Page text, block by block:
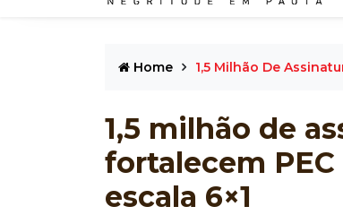
Home 1,5 Milhão De
1,5 milhão de
fortalecem
escala 6×1